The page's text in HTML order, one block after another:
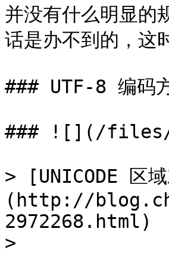
并没有什么明显的
话是办不到的，这
### UTF-8 编码
### ![](/files/-
> [UNICODE 区
(http://
2972268.html)
>